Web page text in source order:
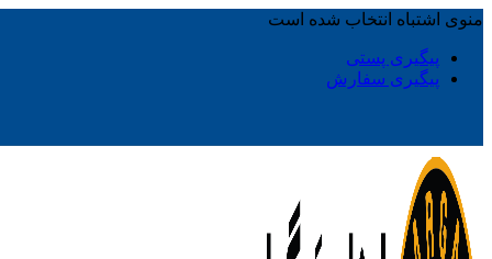
منوی اشتباه انتخاب شده است
پیگیری پستی
پیگیری سفارش